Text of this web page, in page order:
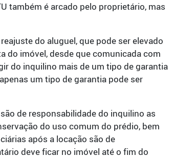
também é arcado pelo proprietário, mas
do aluguel, que pode ser elevado
do imóvel, desde que comunicada com
do inquilino mais de um tipo de garantia
um tipo de garantia pode ser
de responsabilidade do inquilino as
do uso comum do prédio, bem
após a locação são de
deve ficar no imóvel até o fim do